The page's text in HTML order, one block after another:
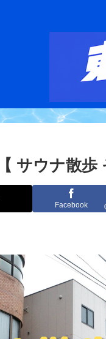
サウナ散歩
Facebook